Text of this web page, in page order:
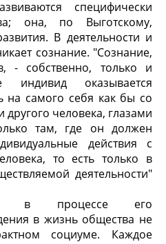
специфически
она, по Выготскому,
В деятельности и
сознание. "Сознание,
- собственно, только и
индивид оказывается
на самого себя как бы со
человека, глазами
там, где он должен
действия с
то есть только в
деятельности"
в процессе его
в жизнь общества не
социуме. Каждое